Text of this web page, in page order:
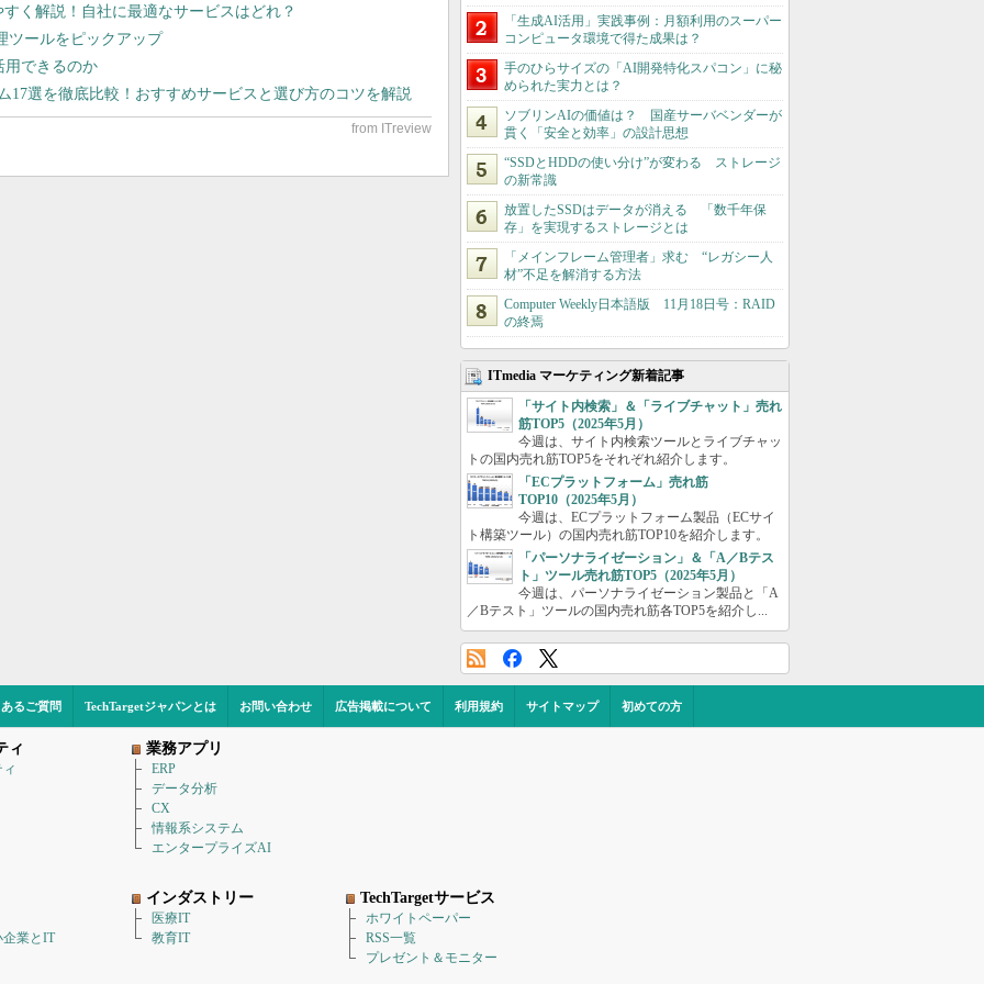
く解説！自社に最適なサービスはどれ？
ツールをピックアップ
用できるのか
17選を徹底比較！おすすめサービスと選び方のコツを解説
「生成AI活用」実践事例：月額利用のスーパー
コンピュータ環境で得た成果は？
手のひらサイズの「AI開発特化スパコン」に秘
められた実力とは？
ソブリンAIの価値は？ 国産サーバベンダーが
貫く「安全と効率」の設計思想
“SSDとHDDの使い分け”が変わる ストレージ
の新常識
放置したSSDはデータが消える 「数千年保
存」を実現するストレージとは
「メインフレーム管理者」求む “レガシー人
材”不足を解消する方法
Computer Weekly日本語版 11月18日号：RAID
の終焉
ITmedia マーケティング新着記事
「サイト内検索」＆「ライブチャット」売れ
筋TOP5（2025年5月）
今週は、サイト内検索ツールとライブチャッ
トの国内売れ筋TOP5をそれぞれ紹介します。
「ECプラットフォーム」売れ筋
TOP10（2025年5月）
今週は、ECプラットフォーム製品（ECサイ
ト構築ツール）の国内売れ筋TOP10を紹介します。
「パーソナライゼーション」＆「A／Bテス
ト」ツール売れ筋TOP5（2025年5月）
今週は、パーソナライゼーション製品と「A
／Bテスト」ツールの国内売れ筋各TOP5を紹介し...
るご質問 TechTargetジャパンとは お問い合わせ 広告掲載について 利用規約 サイトマップ 初めての方
ィ 業務アプリ
ERP
データ分析
CX
情報系システム
エンタープライズAI
企業とIT
インダストリー
医療IT
教育IT
TechTargetサービス
ホワイトペーパー
RSS一覧
プレゼント＆モニター